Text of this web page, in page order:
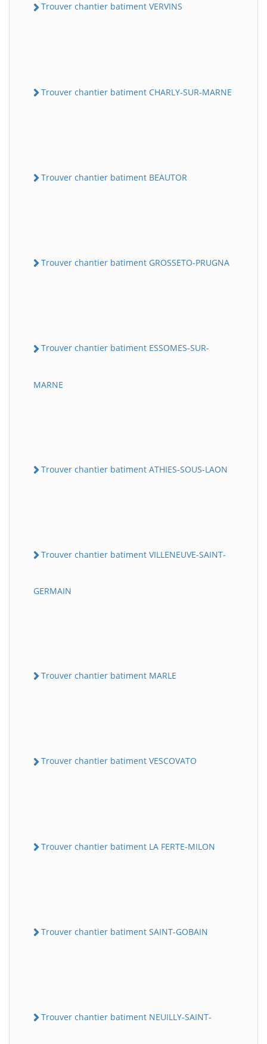
Trouver chantier batiment VERVINS
Trouver chantier batiment CHARLY-SUR-MARNE
Trouver chantier batiment BEAUTOR
Trouver chantier batiment GROSSETO-PRUGNA
Trouver chantier batiment ESSOMES-SUR-
MARNE
Trouver chantier batiment ATHIES-SOUS-LAON
Trouver chantier batiment VILLENEUVE-SAINT-
GERMAIN
Trouver chantier batiment MARLE
Trouver chantier batiment VESCOVATO
Trouver chantier batiment LA FERTE-MILON
Trouver chantier batiment SAINT-GOBAIN
Trouver chantier batiment NEUILLY-SAINT-